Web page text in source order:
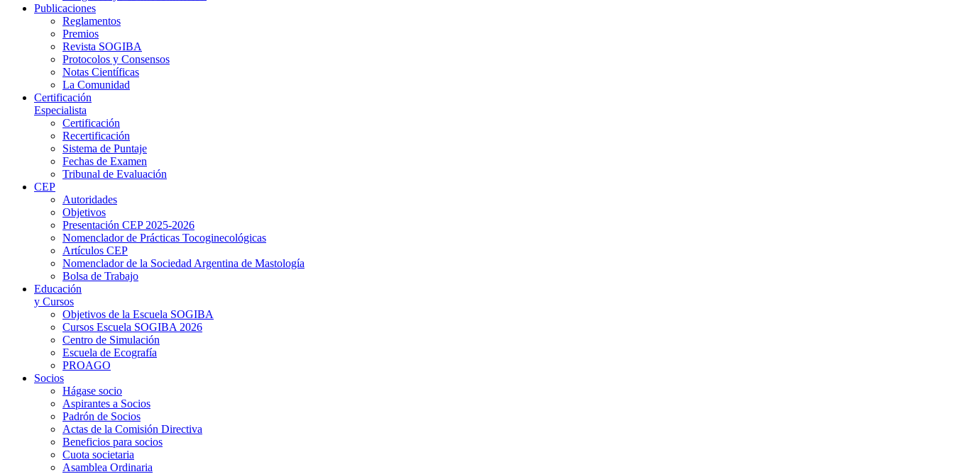
Publicaciones
Reglamentos
Premios
Revista SOGIBA
Protocolos y Consensos
Notas Científicas
La Comunidad
Certificación
Especialista
Certificación
Recertificación
Sistema de Puntaje
Fechas de Examen
Tribunal de Evaluación
CEP
Autoridades
Objetivos
Presentación CEP 2025-2026
Nomenclador de Prácticas Tocoginecológicas
Artículos CEP
Nomenclador de la Sociedad Argentina de Mastología
Bolsa de Trabajo
Educación
y Cursos
Objetivos de la Escuela SOGIBA
Cursos Escuela SOGIBA 2026
Centro de Simulación
Escuela de Ecografía
PROAGO
Socios
Hágase socio
Aspirantes a Socios
Padrón de Socios
Actas de la Comisión Directiva
Beneficios para socios
Cuota societaria
Asamblea Ordinaria